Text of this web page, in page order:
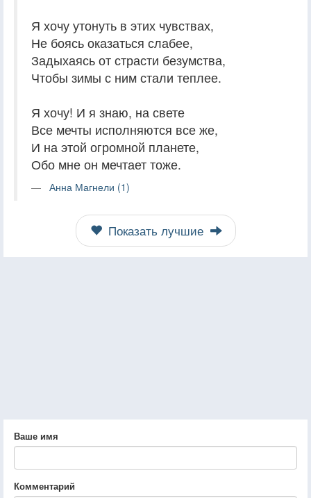
Я хочу утонуть в этих чувствах,
Не боясь оказаться слабее,
Задыхаясь от страсти безумства,
Чтобы зимы с ним стали теплее.
Я хочу! И я знаю, на свете
Все мечты исполняются все же,
И на этой огромной планете,
Обо мне он мечтает тоже.
Анна Магнели (1)
Показать лучшие
Ваше имя
Комментарий